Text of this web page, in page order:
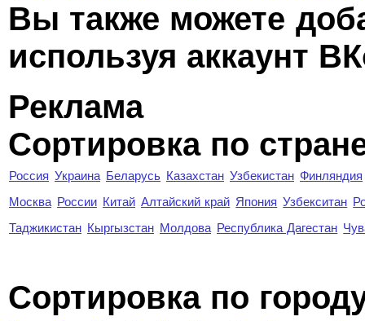
Вы также можете
используя аккаунт
Реклама
Сортировка по
Россия Украина Беларусь Казахстан Узбекистан Финляндия
Москва России Китай Алтайский край Япония Узбекситан
Таджикистан Кыргызстан Молдова Республика Дагестан
Cортировка по